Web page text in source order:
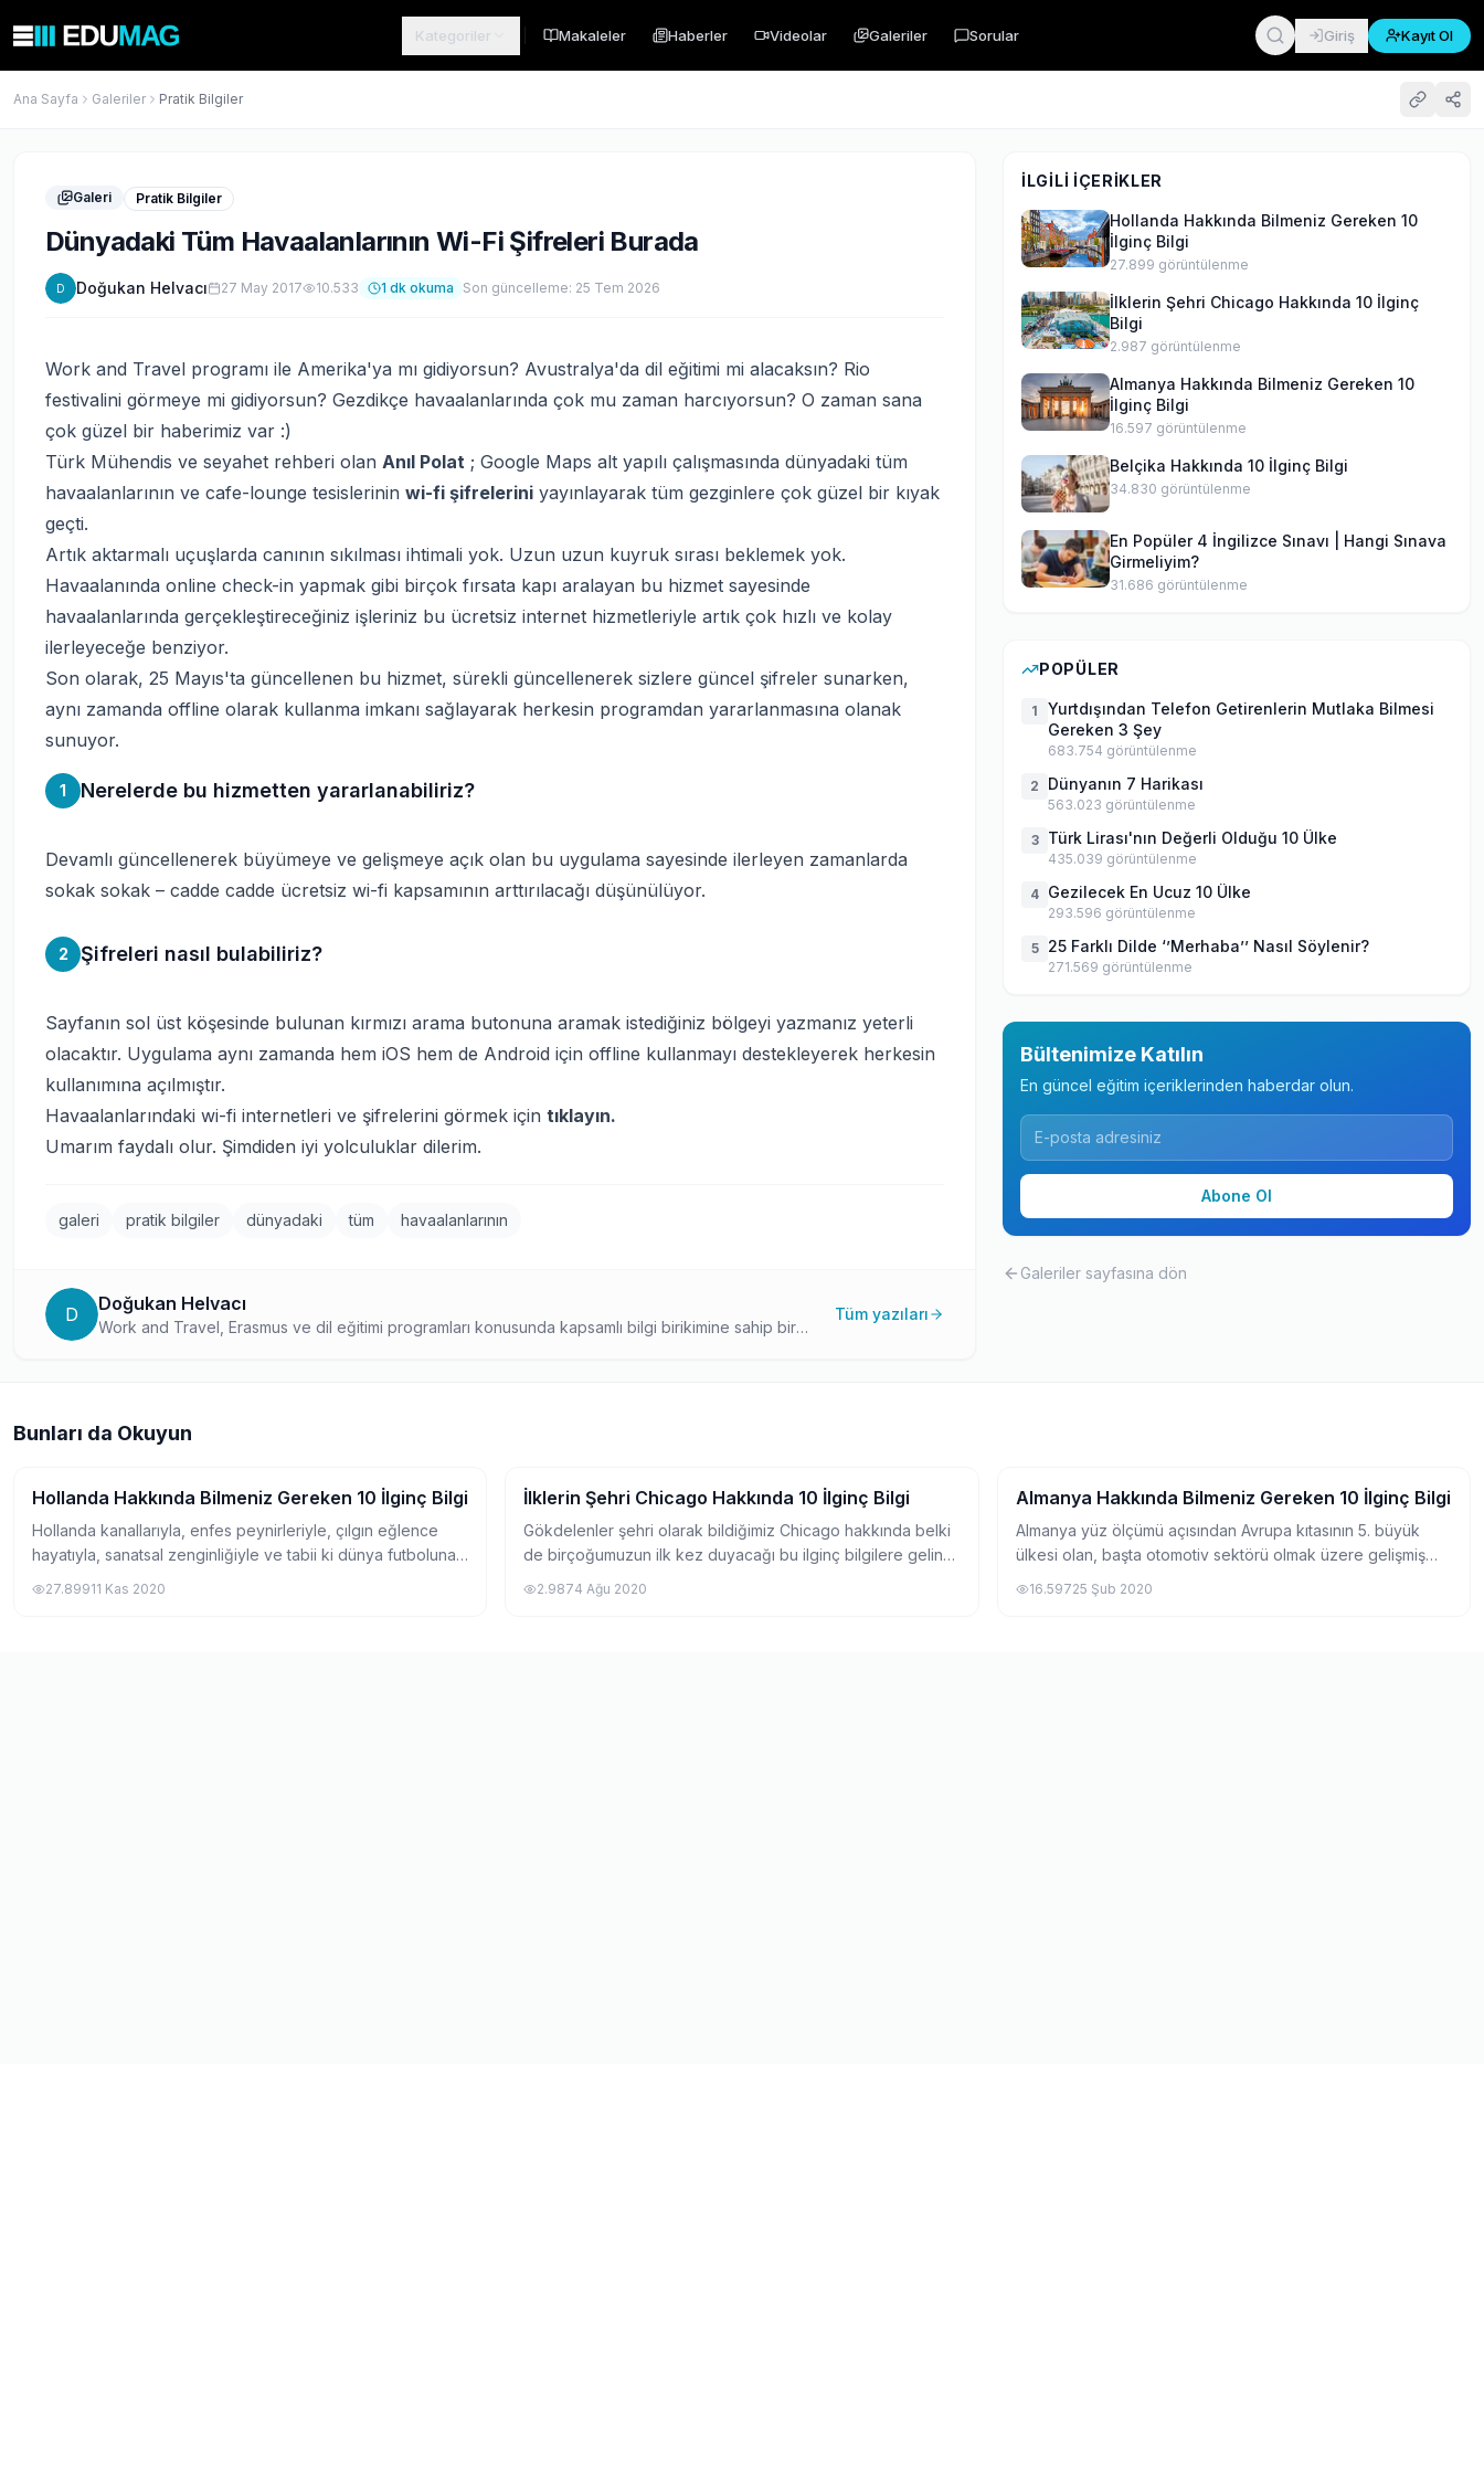
Kategoriler Makaleler Haberler Videolar Galeriler Sorular Giriş Kayıt Ol
Ana Sayfa Galeriler Pratik Bilgiler
Galeri Pratik Bilgiler
Dünyadaki Tüm Havaalanlarının Wi-Fi Şifreleri Burada
D Doğukan Helvacı 27 May 2017 10.533 1 dk okuma Son güncelleme: 25 Tem 2026
Work and Travel programı ile Amerika'ya mı gidiyorsun? Avustralya'da dil eğitimi mi alacaksın? Rio
festivalini görmeye mi gidiyorsun? Gezdikçe havaalanlarında çok mu zaman harcıyorsun? O zaman sana
çok güzel bir haberimiz var :)
Türk Mühendis ve seyahet rehberi olan Anıl Polat ; Google Maps alt yapılı çalışmasında dünyadaki tüm
havaalanlarının ve cafe-lounge tesislerinin wi-fi şifrelerini yayınlayarak tüm gezginlere çok güzel bir kıyak
geçti.
Artık aktarmalı uçuşlarda canının sıkılması ihtimali yok. Uzun uzun kuyruk sırası beklemek yok.
Havaalanında online check-in yapmak gibi birçok fırsata kapı aralayan bu hizmet sayesinde
havaalanlarında gerçekleştireceğiniz işleriniz bu ücretsiz internet hizmetleriyle artık çok hızlı ve kolay
ilerleyeceğe benziyor.
Son olarak, 25 Mayıs'ta güncellenen bu hizmet, sürekli güncellenerek sizlere güncel şifreler sunarken,
aynı zamanda offline olarak kullanma imkanı sağlayarak herkesin programdan yararlanmasına olanak
sunuyor.
1 Nerelerde bu hizmetten yararlanabiliriz?
Devamlı güncellenerek büyümeye ve gelişmeye açık olan bu uygulama sayesinde ilerleyen zamanlarda
sokak sokak – cadde cadde ücretsiz wi-fi kapsamının arttırılacağı düşünülüyor.
2 Şifreleri nasıl bulabiliriz?
Sayfanın sol üst köşesinde bulunan kırmızı arama butonuna aramak istediğiniz bölgeyi yazmanız yeterli
olacaktır. Uygulama aynı zamanda hem iOS hem de Android için offline kullanmayı destekleyerek herkesin
kullanımına açılmıştır.
Havaalanlarındaki wi-fi internetleri ve şifrelerini görmek için tıklayın.
Umarım faydalı olur. Şimdiden iyi yolculuklar dilerim.
galeri pratik bilgiler dünyadaki tüm havaalanlarının
D Doğukan Helvacı
Work and Travel, Erasmus ve dil eğitimi programları konusunda kapsamlı bilgi birikimine sahip bir
Tüm yazıları
İLGILI İÇERIKLER
Hollanda Hakkında Bilmeniz Gereken 10
İlginç Bilgi
27.899 görüntülenme
İlklerin Şehri Chicago Hakkında 10 İlginç
Bilgi
2.987 görüntülenme
Almanya Hakkında Bilmeniz Gereken 10
İlginç Bilgi
16.597 görüntülenme
Belçika Hakkında 10 İlginç Bilgi
34.830 görüntülenme
En Popüler 4 İngilizce Sınavı | Hangi Sınava
Girmeliyim?
31.686 görüntülenme
POPÜLER
1
Yurtdışından Telefon Getirenlerin Mutlaka Bilmesi
Gereken 3 Şey
683.754 görüntülenme
2 Dünyanın 7 Harikası
563.023 görüntülenme
3 Türk Lirası'nın Değerli Olduğu 10 Ülke
435.039 görüntülenme
4 Gezilecek En Ucuz 10 Ülke
293.596 görüntülenme
5 25 Farklı Dilde ‘’Merhaba’’ Nasıl Söylenir?
271.569 görüntülenme
Bültenimize Katılın
En güncel eğitim içeriklerinden haberdar olun.
Abone Ol
Galeriler sayfasına dön
Bunları da Okuyun
Pratik Bilgiler
Hollanda Hakkında Bilmeniz Gereken 10 İlginç Bilgi
Hollanda kanallarıyla, enfes peynirleriyle, çılgın eğlence
hayatıyla, sanatsal zenginliğiyle ve tabii ki dünya futboluna
27.89911 Kas 2020
Pratik Bilgiler
İlklerin Şehri Chicago Hakkında 10 İlginç Bilgi
Gökdelenler şehri olarak bildiğimiz Chicago hakkında belki
de birçoğumuzun ilk kez duyacağı bu ilginç bilgilere gelin
2.9874 Ağu 2020
Pratik Bilgiler
Almanya Hakkında Bilmeniz Gereken 10 İlginç Bilgi
Almanya yüz ölçümü açısından Avrupa kıtasının 5. büyük
ülkesi olan, başta otomotiv sektörü olmak üzere gelişmiş
siyasi ilişkiler, gerekse eği...
16.59725 Şub 2020